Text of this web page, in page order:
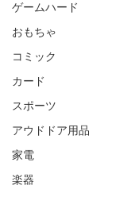
ゲームハード
おもちゃ
コミック
カード
スポーツ
アウドドア用品
家電
楽器